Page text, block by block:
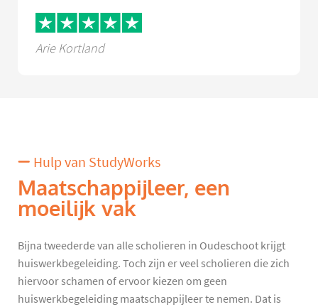
Arie Kortland
Hulp van StudyWorks
Maatschappijleer, een
moeilijk vak
Bijna tweederde van alle scholieren in Oudeschoot krijgt
huiswerkbegeleiding. Toch zijn er veel scholieren die zich
hiervoor schamen of ervoor kiezen om geen
huiswerkbegeleiding maatschappijleer te nemen. Dat is